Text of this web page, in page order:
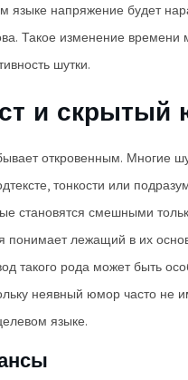
языке напряжение будет
Такое изменение времени
шутки.
и скрытый
откровенным. Многие
тонкости или
становятся смешными
понимает лежащий в их
такого рода может быть
неявный юмор часто не
языке.